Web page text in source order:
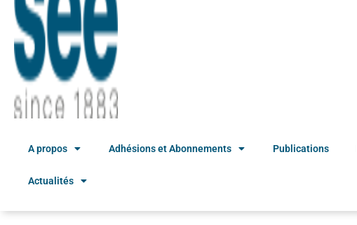
A propos Adhésions et Abonnements Publications
Actualités